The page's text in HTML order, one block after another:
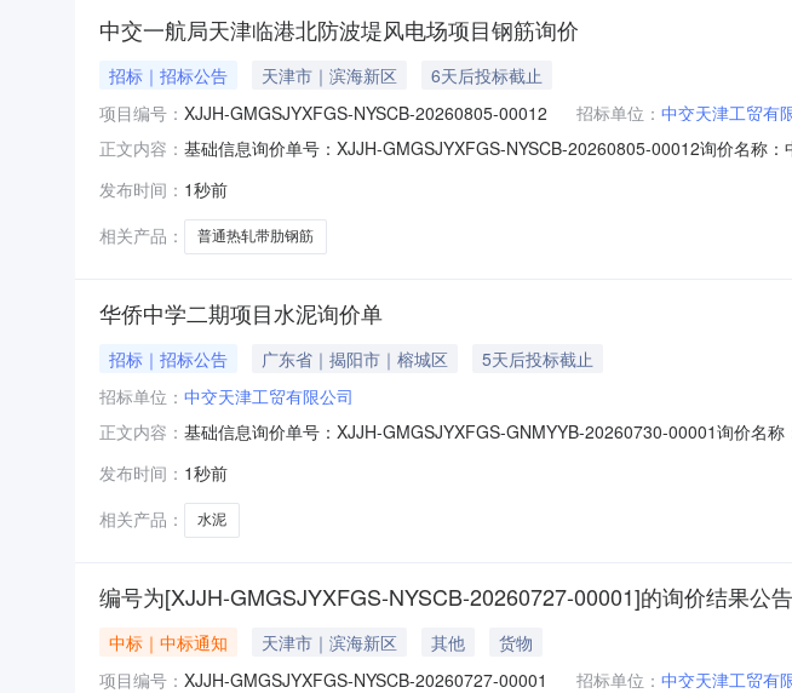
中交一航局天津临港北防波堤风电场项目钢筋询价
招标｜招标公告 天津市｜滨海新区
6天后投标截止
项目编号： XJJH-GMGSJYXFGS-NYSCB-20260805-00012 招标单位： 中交天津工贸有
正文内容： 基础信息询价单号：XJJH-GMGSJYXFGS-NYSCB-20260805-00012询价名称
1310:00:00询价模式：0补充说明：产品信息序号产品名称件长（米）可供品牌
发布时间： 1秒前
相关产品：
普通热轧带肋钢筋
华侨中学二期项目水泥询价单
招标｜招标公告 广东省｜揭阳市｜榕城区
5天后投标截止
招标单位： 中交天津工贸有限公司
正文内容： 基础信息询价单号：XJJH-GMGSJYXFGS-GNMYYB-20260730-00001询价名
式：0补充说明：产品信息序号产品名称件长（米）可供品牌计量方式数量单位
发布时间： 1秒前
相关产品：
水泥
编号为[XJJH-GMGSJYXFGS-NYSCB-20260727-00001]的询价结果公告
中标｜中标通知 天津市｜滨海新区 其他
货物
项目编号： XJJH-GMGSJYXFGS-NYSCB-20260727-00001 招标单位： 中交天津工贸有